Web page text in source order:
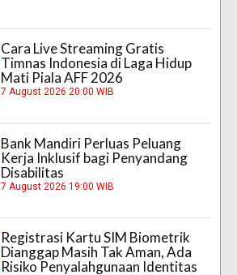
Cara Live Streaming Gratis
Timnas Indonesia di Laga Hidup
Mati Piala AFF 2026
7 August 2026 20:00 WIB
Bank Mandiri Perluas Peluang
Kerja Inklusif bagi Penyandang
Disabilitas
7 August 2026 19:00 WIB
Registrasi Kartu SIM Biometrik
Dianggap Masih Tak Aman, Ada
Risiko Penyalahgunaan Identitas